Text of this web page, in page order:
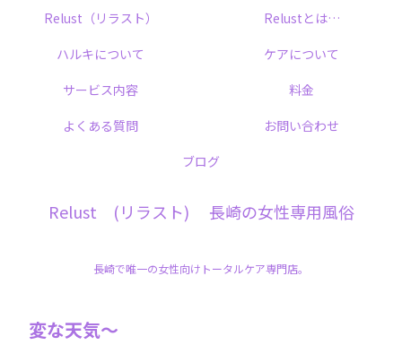
Relust (リラスト) 長崎の女性専用風俗
長崎で唯一の女性向けトータルケア専門店。
Relust（リラスト）
Relustとは…
ハルキについて
ケアについて
サービス内容
料金
よくある質問
お問い合わせ
ブログ
変な天気〜